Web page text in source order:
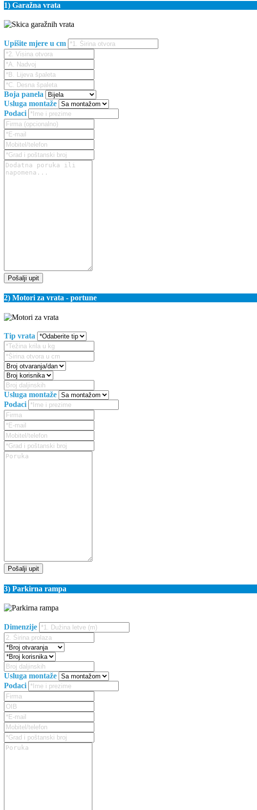
1) Garažna vrata
Upišite mjere u cm
Boja panela
Usluga montaže
Podaci
Pošalji upit
2) Motori za vrata - portune
Tip vrata
Usluga montaže
Podaci
Pošalji upit
3) Parkirna rampa
Dimenzije
Usluga montaže
Podaci